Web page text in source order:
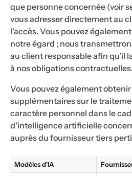
que personne concernée (voir
vous adresser directement au
l'accès. Vous pouvez
notre égard ; nous
au client responsable afin qu'il
à nos obligations contractuelles.
Vous pouvez également
supplémentaires sur le
caractère personnel dans le
d'intelligence artificielle
auprès du fournisseur tiers
Modèles d'IA